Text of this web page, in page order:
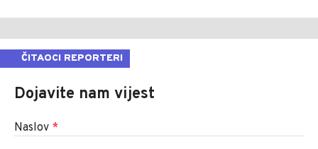
ČITAOCI REPORTERI
Dojavite nam vijest
Naslov *